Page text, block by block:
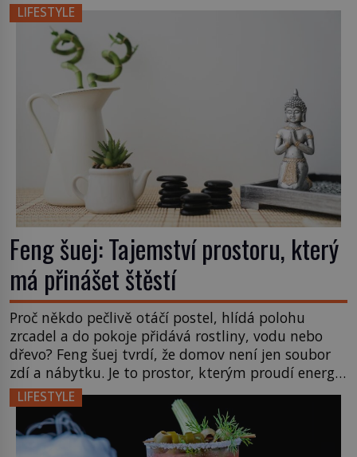
LIFESTYLE
Feng šuej: Tajemství prostoru, který
má přinášet štěstí
Proč někdo pečlivě otáčí postel, hlídá polohu
zrcadel a do pokoje přidává rostliny, vodu nebo
dřevo? Feng šuej tvrdí, že domov není jen soubor
zdí a nábytku. Je to prostor, kterým proudí energie
čchi a jeho uspořádání může ovlivňovat, jak se v
něm člověk cítí. Feng šuej má kořeny ve staré Číně
a jeho historie […]
LIFESTYLE